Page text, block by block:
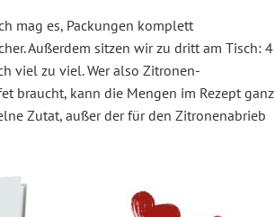
mag es, Packungen komplett
Außerdem sitzen wir zu dritt am Tisch: 4
viel zu viel. Wer also Zitronen-
braucht, kann die Mengen im Rezept ganz
Zutat, außer der für den Zitronenabrieb